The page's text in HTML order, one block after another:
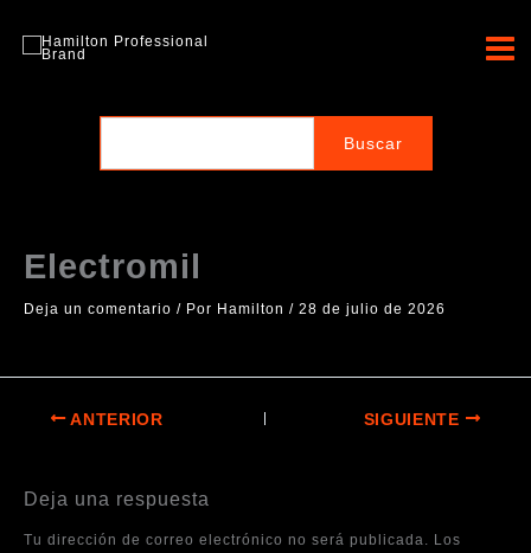
contenido
Electromil
Deja un comentario / Por Hamilton / 28 de julio de 2026
ANTERIOR SIGUIENTE
Deja una respuesta
Tu dirección de correo electrónico no será publicada. Los